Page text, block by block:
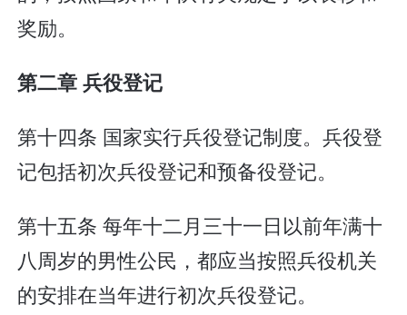
奖励。
第二章 兵役登记
第十四条 国家实行兵役登记制度。兵役登
记包括初次兵役登记和预备役登记。
第十五条 每年十二月三十一日以前年满十
八周岁的男性公民，都应当按照兵役机关
的安排在当年进行初次兵役登记。